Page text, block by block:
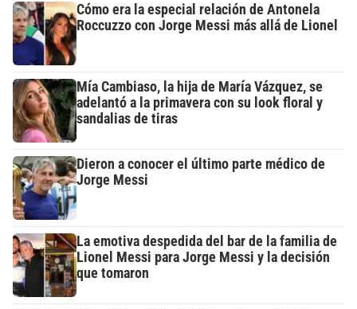
Cómo era la especial relación de Antonela
Roccuzzo con Jorge Messi más allá de Lionel
Mía Cambiaso, la hija de María Vázquez, se
adelantó a la primavera con su look floral y
sandalias de tiras
Dieron a conocer el último parte médico de
Jorge Messi
La emotiva despedida del bar de la familia de
Lionel Messi para Jorge Messi y la decisión
que tomaron